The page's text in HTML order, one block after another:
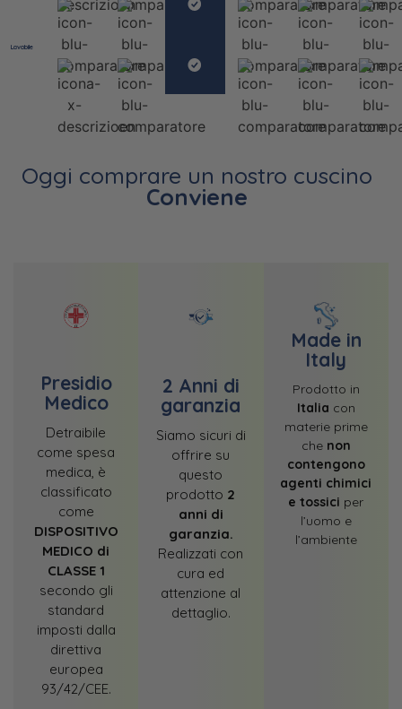
Lavabile
Oggi comprare un nostro cuscino
Conviene
Presidio
Medico
Detraibile
come spesa
medica, è
classificato
come
DISPOSITIVO
MEDICO di
CLASSE 1
secondo gli
standard
imposti dalla
direttiva
europea
93/42/CEE.
2 Anni di
garanzia
Siamo sicuri di
offrire su
questo
prodotto 2
anni di
garanzia.
Realizzati con
cura ed
attenzione al
dettaglio.
Made in
Italy
Prodotto in
Italia con
materie prime
che non
contengono
agenti chimici
e tossici per
l’uomo e
l’ambiente